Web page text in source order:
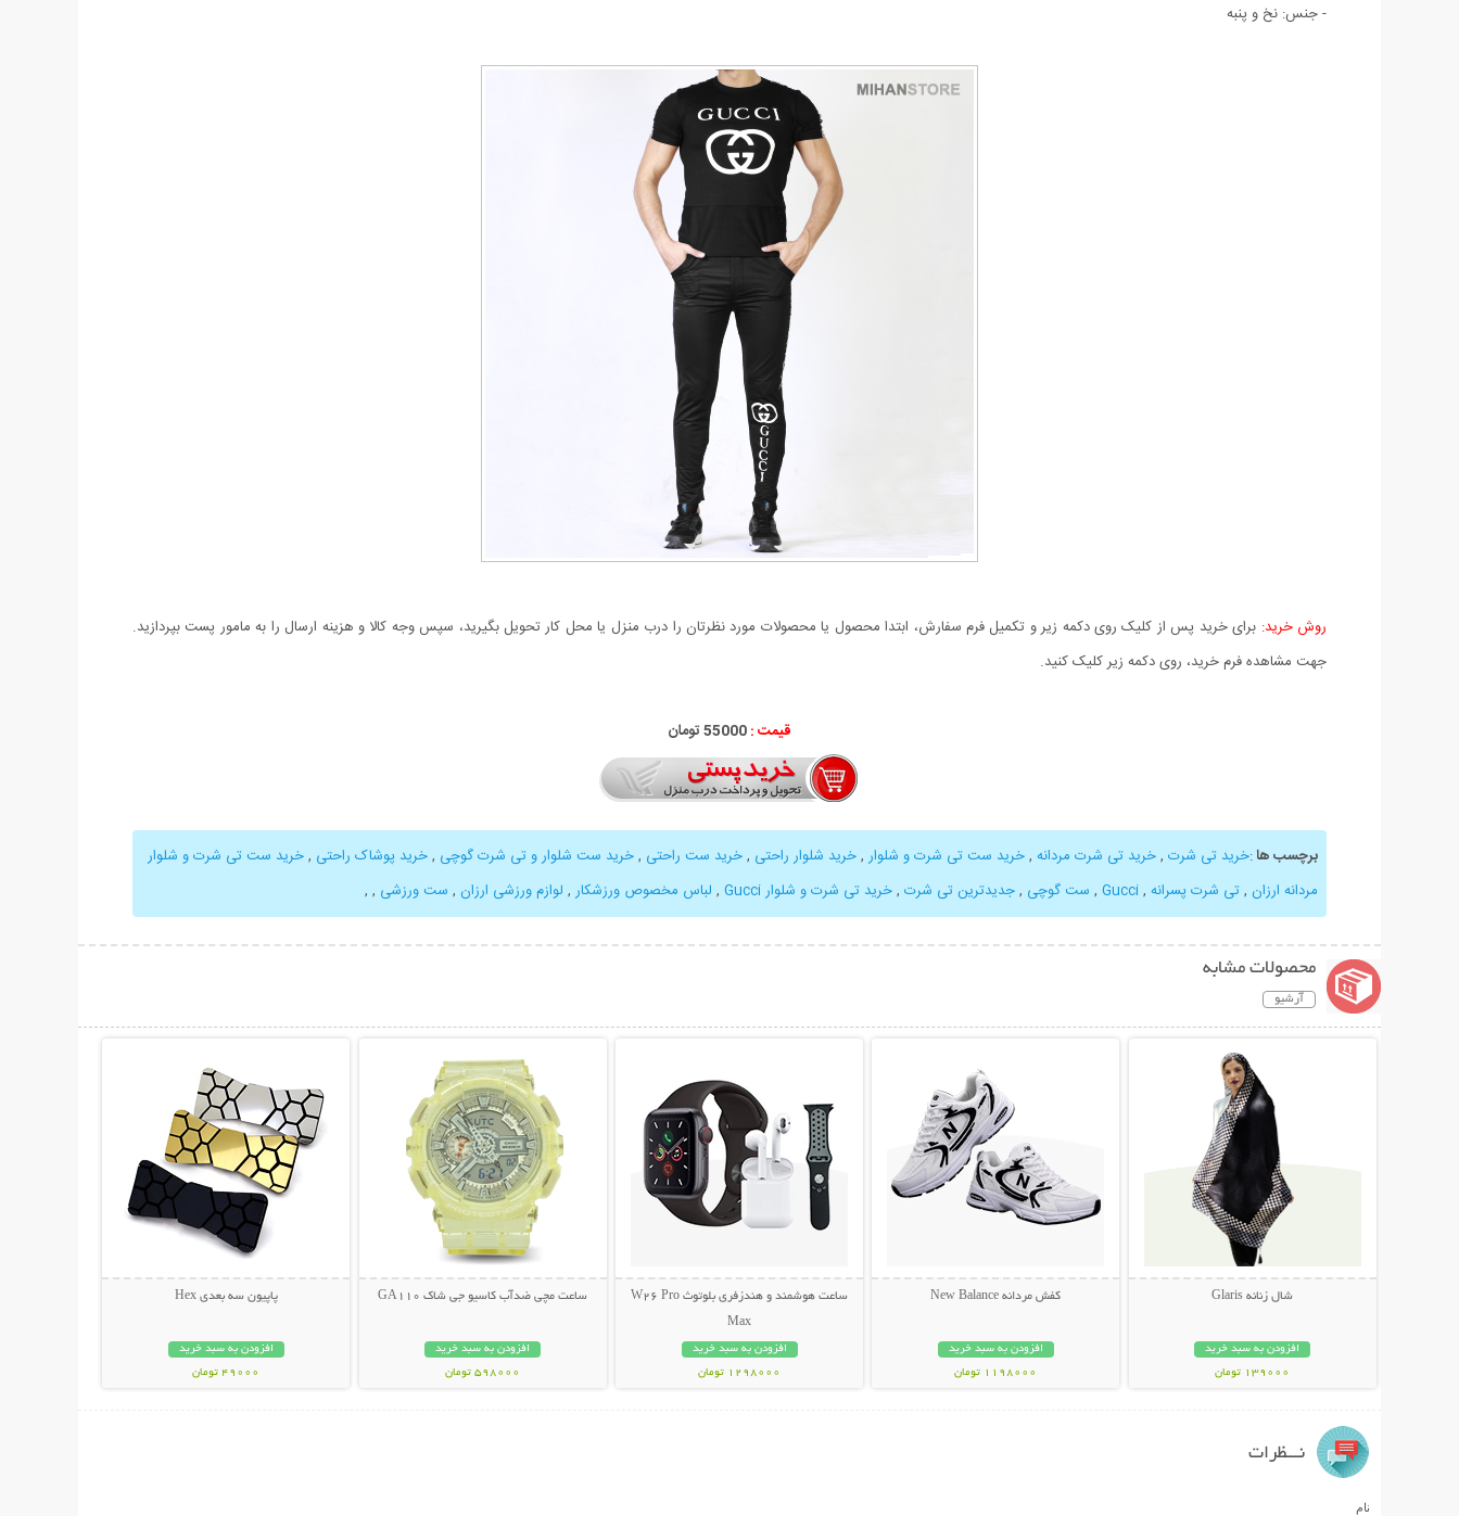
- جنس: نخ و پنبه
روش خرید: برای خرید پس از کلیک روی دکمه زیر و تکمیل فرم سفارش، ابتدا محصول یا محصولات مورد نظرتان را درب منزل یا محل کار تحویل بگیرید، سپس وجه کالا و هزینه ارسال را به مامور پست بپردازید.
جهت مشاهده فرم خرید، روی دکمه زیر کلیک کنید.
قیمت :55000 تومان
برچسب ها:خرید تی شرت ,خرید تی شرت مردانه ,خرید ست تی شرت و شلوار ,خرید شلوار راحتی ,خرید ست راحتی ,خرید ست شلوار و تی شرت گوچی ,خرید پوشاک راحتی ,خرید ست تی شرت و شلوار
مردانه ارزان , تی شرت پسرانه ,
Gucci
, ست گوچی ,جدیدترین تی شرت ,خرید تی شرت و شلوار Gucci , لباس مخصوص ورزشکار , لوازم ورزشی ارزان , ست ورزشی ,
,
محصولات مشابه
آرشیو
شال زنانه Glaris
افزودن به سبد خرید
139000 تومان
کفش مردانه New Balance
افزودن به سبد خرید
1198000 تومان
ساعت هوشمند و هندزفری بلوتوث W26 Pro
Max
افزودن به سبد خرید
1298000 تومان
ساعت مچی ضدآب کاسیو جی شاک GA110
افزودن به سبد خرید
598000 تومان
پاپیون سه بعدی Hex
افزودن به سبد خرید
49000 تومان
نـــظرات
نام